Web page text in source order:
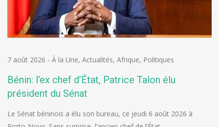
7 août 2026 - À la Une, Actualités, Afrique, Politiques
Bénin: l’ex chef d’État, Patrice Talon élu
président du Sénat
Le Sénat béninois a élu son bureau, ce jeudi 6 août 2026 à